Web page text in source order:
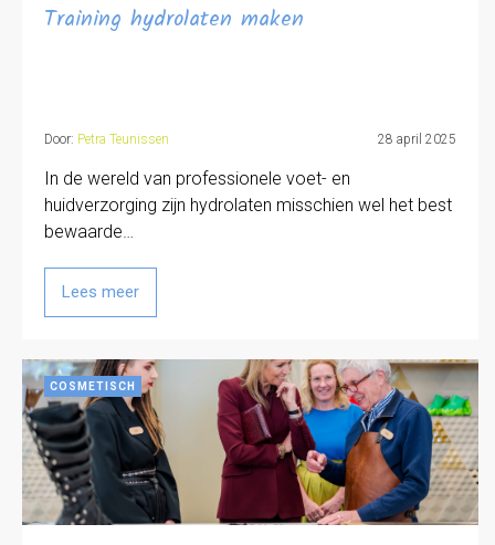
Training hydrolaten maken
Door: Petra Teunissen 28 april 2025
In de wereld van professionele voet- en
huidverzorging zijn hydrolaten misschien wel het best
bewaarde…
Lees meer
COSMETISCH